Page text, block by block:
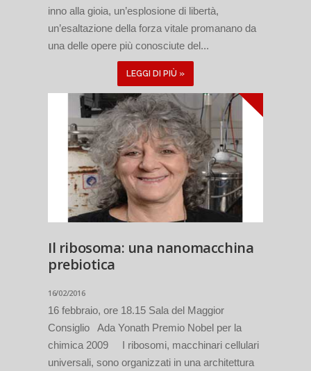
inno alla gioia, un’esplosione di libertà,
un’esaltazione della forza vitale promanano da
una delle opere più conosciute del...
LEGGI DI PIÙ »
Il ribosoma: una nanomacchina
prebiotica
16/02/2016
16 febbraio, ore 18.15 Sala del Maggior
Consiglio Ada Yonath Premio Nobel per la
chimica 2009 I ribosomi, macchinari cellulari
universali, sono organizzati in una architettura